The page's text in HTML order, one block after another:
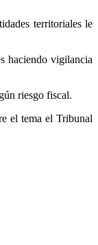
territoriales le
haciendo vigilancia
riesgo fiscal.
el tema el Tribunal